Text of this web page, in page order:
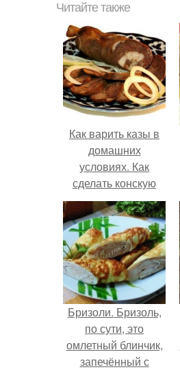
Читайте также
Как варить казы в
домашних
условиях. Как
сделать конскую
колбасу (казы)
Бризоли. Бризоль,
по сути, это
омлетный блинчик,
запечённый с